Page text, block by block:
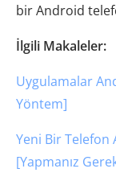
bir Android
İlgili Makaleler:
Uygulamalar
Yöntem]
Yeni Bir Telefon
[Yapmanız